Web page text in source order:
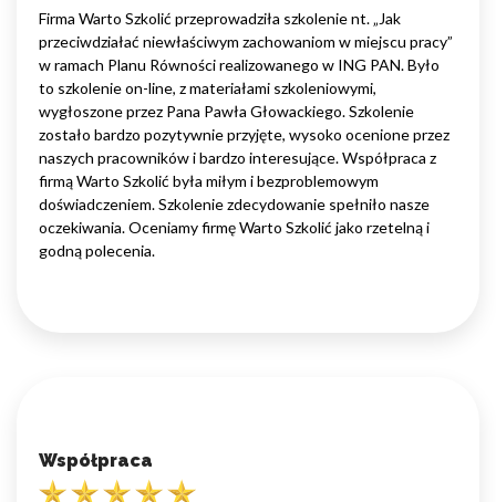
Firma Warto Szkolić przeprowadziła szkolenie nt. „Jak
przeciwdziałać niewłaściwym zachowaniom w miejscu pracy”
w ramach Planu Równości realizowanego w ING PAN. Było
to szkolenie on-line, z materiałami szkoleniowymi,
wygłoszone przez Pana Pawła Głowackiego. Szkolenie
zostało bardzo pozytywnie przyjęte, wysoko ocenione przez
naszych pracowników i bardzo interesujące. Współpraca z
firmą Warto Szkolić była miłym i bezproblemowym
doświadczeniem. Szkolenie zdecydowanie spełniło nasze
oczekiwania. Oceniamy firmę Warto Szkolić jako rzetelną i
godną polecenia.
Współpraca